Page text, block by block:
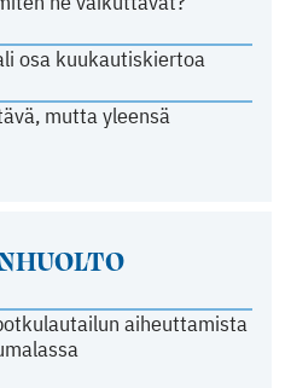
osa kuukautiskiertoa
mutta yleensä
aiheuttamista